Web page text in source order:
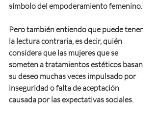
símbolo del empoderamiento femenino.
Pero también entiendo que puede tener
la lectura contraria, es decir, quién
considera que las mujeres que se
someten a tratamientos estéticos basan
su deseo muchas veces impulsado por
inseguridad o falta de aceptación
causada por las expectativas sociales.